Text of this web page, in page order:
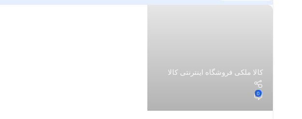
کالا ملکی فروشگاه اینترنتی کالا
0